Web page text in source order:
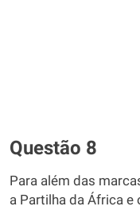
Questão 8
Para além das
a Partilha da África